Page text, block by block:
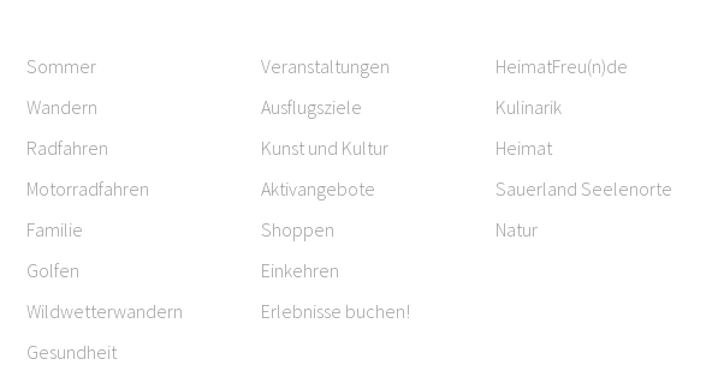
Sommer
Wandern
Radfahren
Motorradfahren
Familie
Golfen
Wildwetterwandern
Gesundheit
Veranstaltungen
Ausflugsziele
Kunst und Kultur
Aktivangebote
Shoppen
Einkehren
Erlebnisse buchen!
HeimatFreu(n)de
Kulinarik
Heimat
Sauerland Seelenorte
Natur